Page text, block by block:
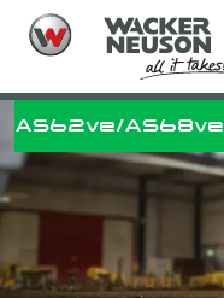
AS62ve/AS68ve